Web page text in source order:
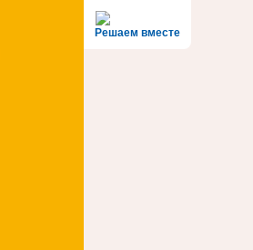
Решаем вместе